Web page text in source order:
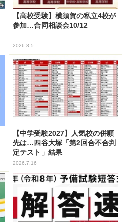
【高校受験】横須賀の私立4校が
参加…合同相談会10/12
2026.8.5
【中学受験2027】人気校の併願
先は…四谷大塚「第2回合不合判
定テスト」結果
2026.7.16